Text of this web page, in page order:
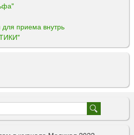
приема внутрь